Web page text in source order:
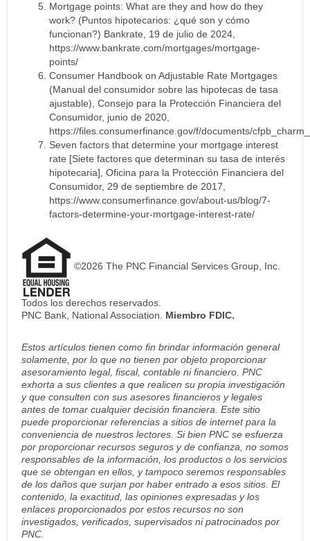
Mortgage points: What are they and how do they
work? (Puntos hipotecarios: ¿qué son y cómo
funcionan?) Bankrate, 19 de julio de 2024,
https://www.bankrate.com/mortgages/mortgage-
points/
Consumer Handbook on Adjustable Rate Mortgages
(Manual del consumidor sobre las hipotecas de tasa
ajustable), Consejo para la Protección Financiera del
Consumidor, junio de 2020,
https://files.consumerfinance.gov/f/documents/
Seven factors that determine your mortgage interest
rate [Siete factores que determinan su tasa de interés
hipotecaria], Oficina para la Protección Financiera del
Consumidor, 29 de septiembre de 2017,
https://www.consumerfinance.gov/about-us/blog/7-
factors-determine-your-mortgage-interest-rate/
©2026 The PNC Financial Services Group, Inc.
Todos los derechos reservados.
PNC Bank, National Association. Miembro FDIC.
Estos artículos tienen como fin brindar información general
solamente, por lo que no tienen por objeto proporcionar
asesoramiento legal, fiscal, contable ni financiero. PNC
exhorta a sus clientes a que realicen su propia investigación
y que consulten con sus asesores financieros y legales
antes de tomar cualquier decisión financiera. Este sitio
puede proporcionar referencias a sitios de internet para la
conveniencia de nuestros lectores. Si bien PNC se esfuerza
por proporcionar recursos seguros y de confianza, no somos
responsables de la información, los productos o los servicios
que se obtengan en ellos, y tampoco seremos responsables
de los daños que surjan por haber entrado a esos sitios. El
contenido, la exactitud, las opiniones expresadas y los
enlaces proporcionados por estos recursos no son
investigados, verificados, supervisados ni patrocinados por
PNC.